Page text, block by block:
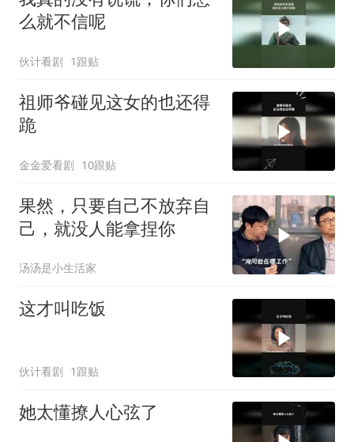
么就不信呢
伙计看剧 1跟贴
祖师爷碰见这女的也还得
跪
金金爱看剧 10跟贴
果然，只要自己不放弃自
己，就没人能拿捏你
汤汤是小生活家
这才叫吃饭
伙计看剧 1跟贴
她太懂撩人心弦了